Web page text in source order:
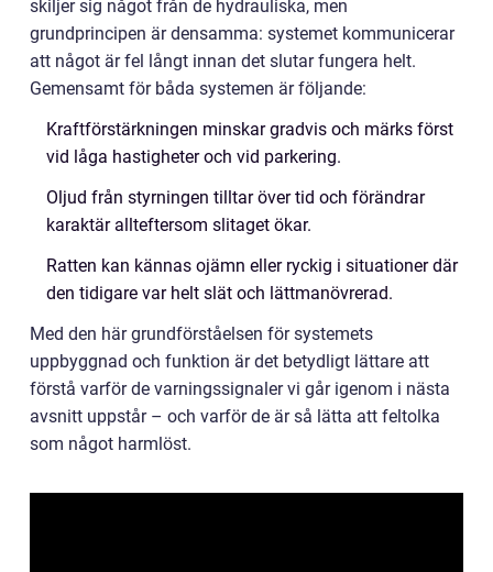
skiljer sig något från de hydrauliska, men
grundprincipen är densamma: systemet kommunicerar
att något är fel långt innan det slutar fungera helt.
Gemensamt för båda systemen är följande:
Kraftförstärkningen minskar gradvis och märks först
vid låga hastigheter och vid parkering.
Oljud från styrningen tilltar över tid och förändrar
karaktär allteftersom slitaget ökar.
Ratten kan kännas ojämn eller ryckig i situationer där
den tidigare var helt slät och lättmanövrerad.
Med den här grundförståelsen för systemets
uppbyggnad och funktion är det betydligt lättare att
förstå varför de varningssignaler vi går igenom i nästa
avsnitt uppstår – och varför de är så lätta att feltolka
som något harmlöst.